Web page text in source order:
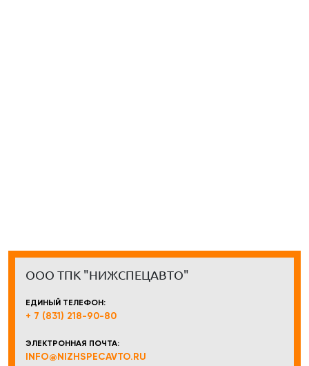
ООО ТПК "НИЖСПЕЦАВТО"
ЕДИНЫЙ ТЕЛЕФОН:
+ 7 (831) 218-90-80
ЭЛЕКТРОННАЯ ПОЧТА:
INFO@NIZHSPECAVTO.RU